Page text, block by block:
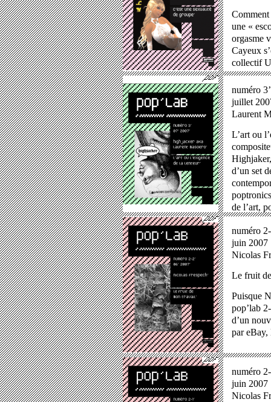
Comment
une «
orgasme
Cayeux
collectif
numéro 3’
juillet
Laurent
L’art ou
d’un set
de l’art,
numéro
juin 2007
Nicolas
Le fruit
Puisque
pop’lab
d’un
par eBay,
numéro
juin 2007
Nicolas